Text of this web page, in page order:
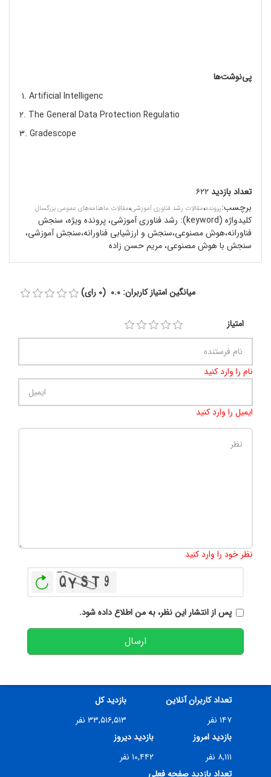
پی‌نوشت‌ها
1. Artificial Intelligenc
2. The General Data Protection Regulatio
3. Gradescope
تعداد بازدید۶۲۲
برچسب:پرونده،مقالات رشد فناوری آموزشی،مقالات ماهنامه‌های عمومی بزرگسال
کلیدواژه (keyword):
رشد فناوری آموزشی، پرونده ویژه، سنجش
فناورانه،هوش مصنوعی،سنجش و ارزشیابی فناورانه،سنجش آموزشی،
سنجش با هوش مصنوعی، مریم حسن زاده
میانگین امتیاز کاربران: 0.0 (0 رای)
امتیاز
نام را وارد کنید
ایمیل را وارد کنید
نظر خود را وارد کنید
پس از انتشار این نظر، به من اطلاع داده شود.
ارسال
تعداد کاربران آنلاین
۱۴۷ نفر
بازدید کل
۳۳,۵۱۶,۵۱۳ نفر
بازدید امروز
۸,۱۱۱ نفر
بازدید دیروز
۱۰,۴۴۲ نفر
تعداد بازدید صفحه فعلی